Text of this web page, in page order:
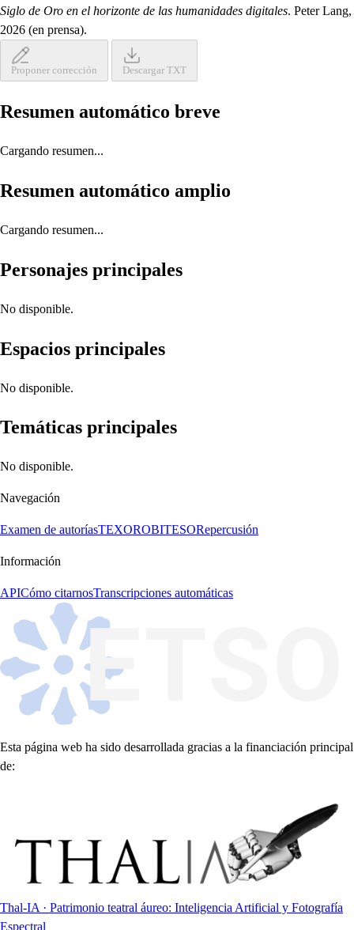
Siglo de Oro en el horizonte de las humanidades digitales. Peter Lang,
2026 (en prensa).
Proponer corrección Descargar TXT
Resumen automático breve
Cargando resumen...
Resumen automático amplio
Cargando resumen...
Personajes principales
No disponible.
Espacios principales
No disponible.
Temáticas principales
No disponible.
Navegación
Examen de autoríasTEXOROBITESORepercusión
Información
APICómo citarnosTranscripciones automáticas
Esta página web ha sido desarrollada gracias a la financiación principal
de:
Thal-IA · Patrimonio teatral áureo: Inteligencia Artificial y Fotografía
Espectral